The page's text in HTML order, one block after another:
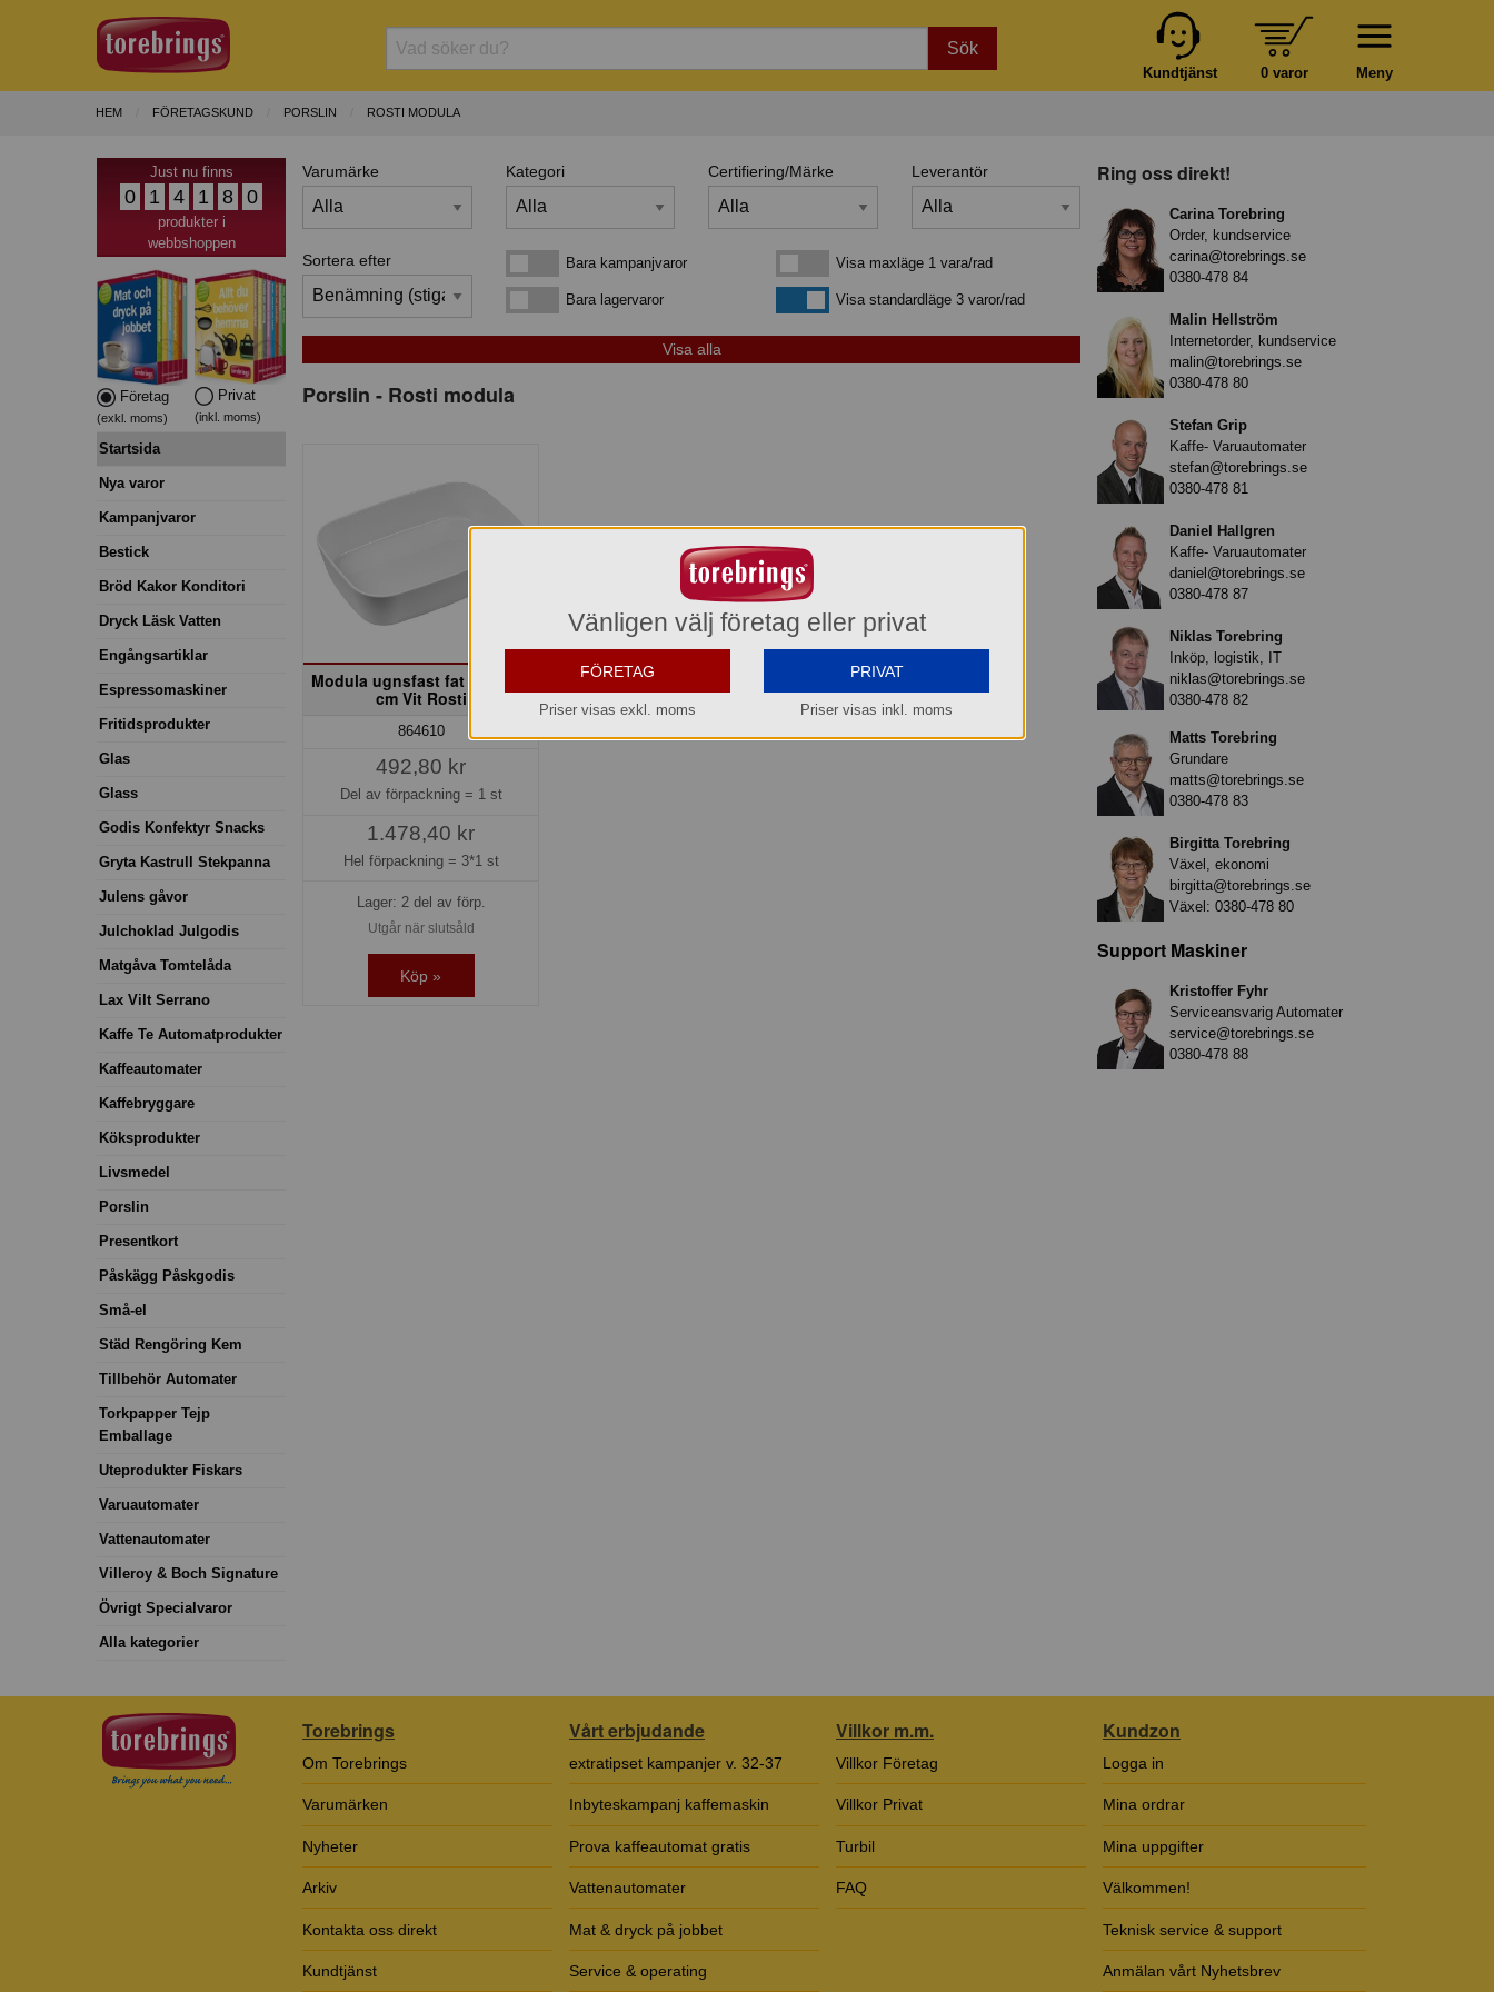
Sök
Meny
0 varor
Kundtjänst
HEM FÖRETAGSKUND PORSLIN ROSTI MODULA
Just nu finns
0 1 4 1 8 0
produkter i
webbshoppen
Företag
(exkl. moms)
Privat
(inkl. moms)
Startsida
Nya varor
Kampanjvaror
Bestick
Bröd Kakor Konditori
Dryck Läsk Vatten
Engångsartiklar
Espressomaskiner
Fritidsprodukter
Glas
Glass
Godis Konfektyr Snacks
Gryta Kastrull Stekpanna
Julens gåvor
Julchoklad Julgodis
Matgåva Tomtelåda
Lax Vilt Serrano
Kaffe Te Automatprodukter
Kaffeautomater
Kaffebryggare
Köksprodukter
Livsmedel
Porslin
Presentkort
Påskägg Påskgodis
Små-el
Städ Rengöring Kem
Tillbehör Automater
Torkpapper Tejp
Emballage
Uteprodukter Fiskars
Varuautomater
Vattenautomater
Villeroy & Boch Signature
Övrigt Specialvaror
Alla kategorier
Varumärke Kategori Certifiering/Märke Leverantör
Sortera efter Bara kampanjvarorBara kampanjvaror
Bara lagervarorBara lagervaror
Visa maxläge 1 vara/rad
Visa maxläge 1 vara/rad
Visa standardlägeVisa standardläge 3 varor/rad
Porslin - Rosti modula
Modula ugnsfast fat 35x25x8
cm Vit Rosti
864610
492,80 kr
Del av förpackning = 1 st
1.478,40 kr
Hel förpackning = 3*1 st
Lager: 2 del av förp.
Utgår när slutsåld
Köp »
Ring oss direkt!
Carina Torebring
Order, kundservice
carina@torebrings.se
0380-478 84
Malin Hellström
Internetorder, kundservice
malin@torebrings.se
0380-478 80
Stefan Grip
Kaffe- Varuautomater
stefan@torebrings.se
0380-478 81
Daniel Hallgren
Kaffe- Varuautomater
daniel@torebrings.se
0380-478 87
Niklas Torebring
Inköp, logistik, IT
niklas@torebrings.se
0380-478 82
Matts Torebring
Grundare
matts@torebrings.se
0380-478 83
Birgitta Torebring
Växel, ekonomi
birgitta@torebrings.se
Växel: 0380-478 80
Support Maskiner
Kristoffer Fyhr
Serviceansvarig Automater
service@torebrings.se
0380-478 88
Torebrings
Om Torebrings
Varumärken
Nyheter
Arkiv
Kontakta oss direkt
Kundtjänst
Vårt erbjudande
extratipset kampanjer v. 32-37
Inbyteskampanj kaffemaskin
Prova kaffeautomat gratis
Vattenautomater
Mat & dryck på jobbet
Service & operating
Villkor m.m.
Villkor Företag
Villkor Privat
Turbil
FAQ
Kundzon
Logga in
Mina ordrar
Mina uppgifter
Välkommen!
Teknisk service & support
Anmälan vårt Nyhetsbrev
Vänligen välj företag eller privat
FÖRETAG
Priser visas exkl. moms
PRIVAT
Priser visas inkl. moms